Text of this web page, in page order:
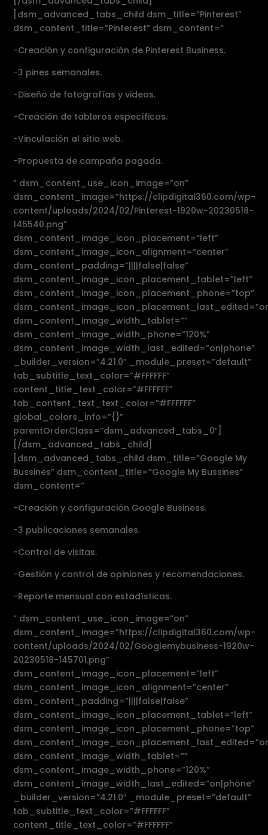
[dsm_advanced_tabs_child dsm_title=”Pinterest”
dsm_content_title=”Pinterest” dsm_content=”
-Creación y configuración de Pinterest Business.
-3 pines semanales.
-Diseño de fotografías y videos.
-Creación de tableros específicos.
-Vinculación al sitio web.
-Propuesta de campaña pagada.
” dsm_content_use_icon_image=”on”
dsm_content_image=”https://clipdigital360.com/wp-
content/uploads/2024/02/Pinterest-1920w-20230518-
145540.png”
dsm_content_image_icon_placement=”left”
dsm_content_image_icon_alignment=”center”
dsm_content_padding=”||||false|false”
dsm_content_image_icon_placement_tablet=”left”
dsm_content_image_icon_placement_phone=”top”
dsm_content_image_width_tablet=””
dsm_content_image_width_phone=”120%”
dsm_content_image_width_last_edited=”on|phone”
_builder_version=”4.21.0″ _module_preset=”default”
tab_subtitle_text_color=”#FFFFFF”
content_title_text_color=”#FFFFFF”
tab_content_text_text_color=”#FFFFFF”
global_colors_info=”{}”
parentOrderClass=”dsm_advanced_tabs_0″]
[/dsm_advanced_tabs_child]
[dsm_advanced_tabs_child dsm_title=”Google My
Bussines” dsm_content_title=”Google My Bussines”
dsm_content=”
-Creación y configuración Google Business.
-3 publicaciones semanales.
-Control de visitas.
-Gestión y control de opiniones y recomendaciones.
-Reporte mensual con estadísticas.
” dsm_content_use_icon_image=”on”
dsm_content_image=”https://clipdigital360.com/wp-
content/uploads/2024/02/Googlemybusiness-1920w-
20230518-145701.png”
dsm_content_image_icon_placement=”left”
dsm_content_image_icon_alignment=”center”
dsm_content_padding=”||||false|false”
dsm_content_image_icon_placement_tablet=”left”
dsm_content_image_icon_placement_phone=”top”
dsm_content_image_width_tablet=””
dsm_content_image_width_phone=”120%”
dsm_content_image_width_last_edited=”on|phone”
_builder_version=”4.21.0″ _module_preset=”default”
tab_subtitle_text_color=”#FFFFFF”
content_title_text_color=”#FFFFFF”